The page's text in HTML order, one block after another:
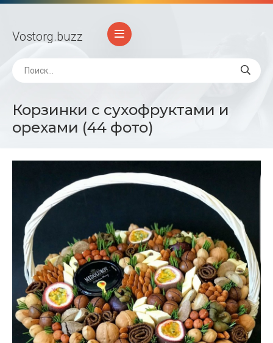
Vostorg.buzz
Корзинки с сухофруктами и
орехами (44 фото)